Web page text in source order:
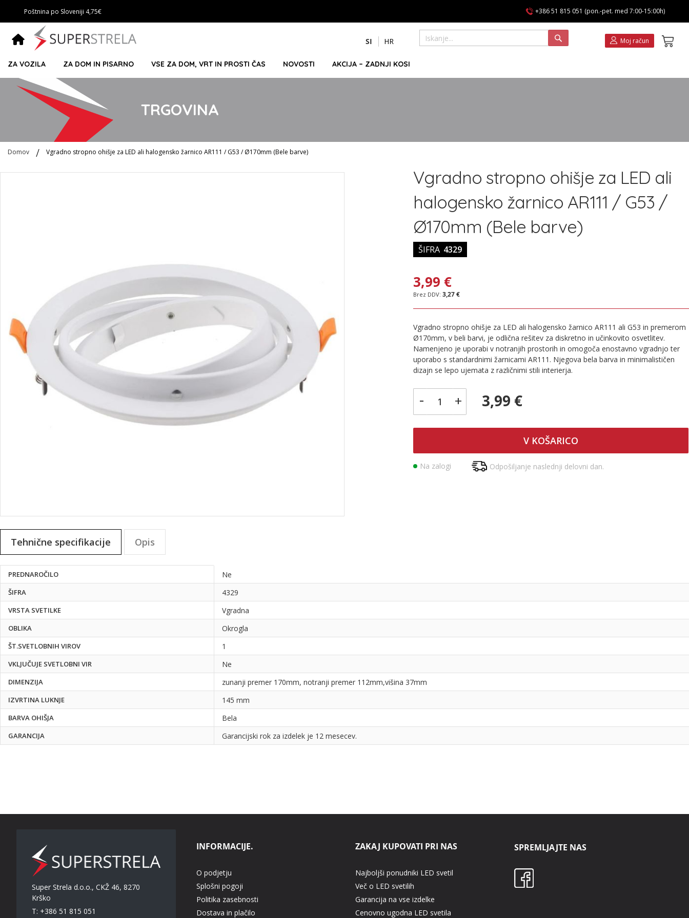
Poštnina po Sloveniji 4,75€ +386 51 815 051 (pon.-pet. med 7:00-15:00h)
na
SI HR Moj račun
ZA VOZILA ZA DOM IN PISARNO VSE ZA DOM, VRT IN PROSTI ČAS NOVOSTI AKCIJA – ZADNJI KOSI
TRGOVINA
Domov Vgradno stropno ohišje za LED ali halogensko žarnico AR111 / G53 / Ø170mm (Bele barve)
na
začetek
Vgradno stropno ohišje za LED ali
halogensko žarnico AR111 / G53 /
Ø170mm (Bele barve)
ŠIFRA 4329
3,99 €
3,27 €
Vgradno stropno ohišje za LED ali halogensko žarnico AR111 ali G53 in premerom
Ø170mm, v beli barvi, je odlična rešitev za diskretno in učinkovito osvetlitev.
Namenjeno je uporabi v notranjih prostorih in omogoča enostavno vgradnjo ter
uporabo s standardnimi žarnicami AR111. Njegova bela barva in minimalističen
dizajn se lepo ujemata z različnimi stili interierja.
- + 3,99 €
V KOŠARICO
Na zalogi Odpošiljanje naslednji delovni dan.
Tehnične specifikacije
specifikacije
PREDNAROČILO Ne
ŠIFRA 4329
VRSTA SVETILKE Vgradna
OBLIKA Okrogla
ŠT.SVETLOBNIH VIROV 1
VKLJUČUJE SVETLOBNI VIR Ne
DIMENZIJA zunanji premer 170mm, notranji premer 112mm,višina 37mm
IZVRTINA LUKNJE 145 mm
BARVA OHIŠJA Bela
GARANCIJA Garancijski rok za izdelek je 12 mesecev.
Opis
Super Strela d.o.o., CKŽ 46, 8270
Krško
T: +386 51 815 051
INFORMACIJE.
O podjetju
Splošni pogoji
Politika zasebnosti
Dostava in plačilo
ZAKAJ KUPOVATI PRI NAS
Najboljši ponudniki LED svetil
Več o LED svetilih
Garancija na vse izdelke
Cenovno ugodna LED svetila
SPREMLJAJTE NAS